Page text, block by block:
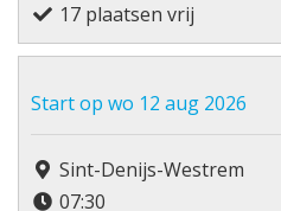
17 plaatsen vrij
Start op wo 12 aug 2026
Sint-Denijs-Westrem
07:30